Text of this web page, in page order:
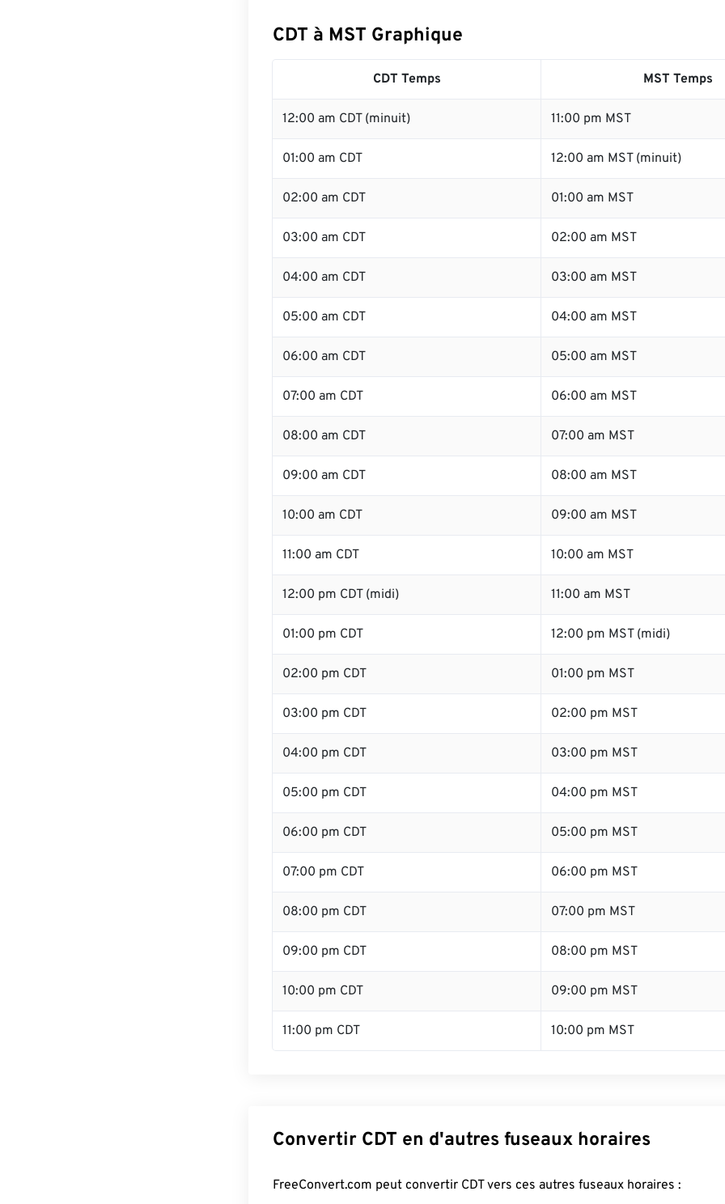
CDT à MST Graphique
CDT Temps MST Temps
12:00 am CDT (minuit) 11:00 pm MST
01:00 am CDT 12:00 am MST (minuit)
02:00 am CDT 01:00 am MST
03:00 am CDT 02:00 am MST
04:00 am CDT 03:00 am MST
05:00 am CDT 04:00 am MST
06:00 am CDT 05:00 am MST
07:00 am CDT 06:00 am MST
08:00 am CDT 07:00 am MST
09:00 am CDT 08:00 am MST
10:00 am CDT 09:00 am MST
11:00 am CDT 10:00 am MST
12:00 pm CDT (midi) 11:00 am MST
01:00 pm CDT 12:00 pm MST (midi)
02:00 pm CDT 01:00 pm MST
03:00 pm CDT 02:00 pm MST
04:00 pm CDT 03:00 pm MST
05:00 pm CDT 04:00 pm MST
06:00 pm CDT 05:00 pm MST
07:00 pm CDT 06:00 pm MST
08:00 pm CDT 07:00 pm MST
09:00 pm CDT 08:00 pm MST
10:00 pm CDT 09:00 pm MST
11:00 pm CDT 10:00 pm MST
Convertir CDT en d'autres fuseaux horaires
FreeConvert.com peut convertir CDT vers ces autres fuseaux horaires :